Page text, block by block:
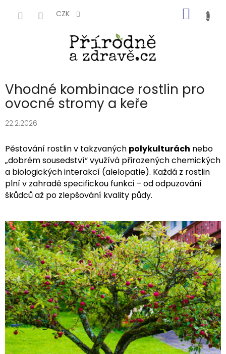
CZK
KOŠÍK
Vhodné kombinace rostlin pro
ovocné stromy a keře
22.2.2026
Pěstování rostlin v takzvaných polykulturách nebo
„dobrém sousedství“ využívá přirozených chemických
a biologických interakcí (alelopatie). Každá z rostlin
plní v zahradě specifickou funkci – od odpuzování
škůdců až po zlepšování kvality půdy.